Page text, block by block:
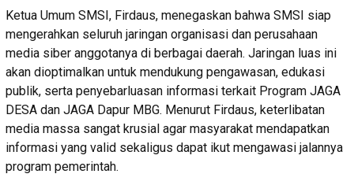
Ketua Umum SMSI, Firdaus, menegaskan bahwa SMSI siap
mengerahkan seluruh jaringan organisasi dan perusahaan
media siber anggotanya di berbagai daerah. Jaringan luas ini
akan dioptimalkan untuk mendukung pengawasan, edukasi
publik, serta penyebarluasan informasi terkait Program JAGA
DESA dan JAGA Dapur MBG. Menurut Firdaus, keterlibatan
media massa sangat krusial agar masyarakat mendapatkan
informasi yang valid sekaligus dapat ikut mengawasi jalannya
program pemerintah.